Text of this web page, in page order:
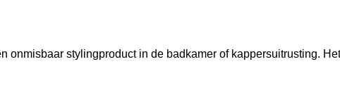
onmisbaar stylingproduct in de badkamer of kappersuitrusting. Het